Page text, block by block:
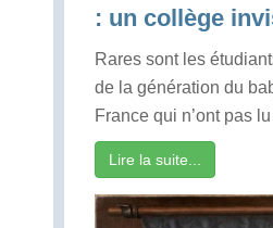
: un collège
Rares sont les
de la génération du
France qui n’ont pas
Lire la suite...